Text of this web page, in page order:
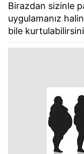
Birazdan sizinle
uygulamanız
bile